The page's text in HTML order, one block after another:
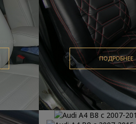
ПОДРОБНЕЕ
ПОДРОБНЕЕ
ПОДРОБНЕЕ
ПОДРОБНЕЕ
ПОДРОБНЕЕ
ПОДРОБНЕЕ